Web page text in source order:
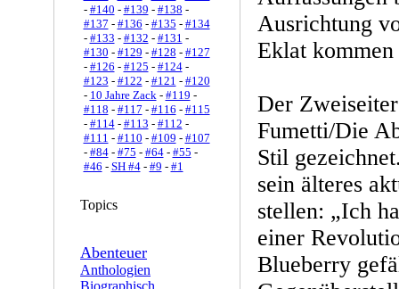
- #140 - #139 - #138 -
#137 - #136 - #135 - #134
- #133 - #132 - #131 -
#130 - #129 - #128 - #127
- #126 - #125 - #124-
#123 - #122 - #121 - #120
- 10 Jahre Zack- #119 -
#118 - #117 - #116 - #115
- #114- #113 - #112 -
#111 - #110 - #109 - #107
- #84- #75 - #64- #55 -
#46 - SH #4- #9 - #1
Topics
Abenteuer
Anthologien
Biographisch
Ausrichtung
Eklat
Der
Fumetti/Die
Stil
sein älteres
stellen: „Ich
einer
Blueberry